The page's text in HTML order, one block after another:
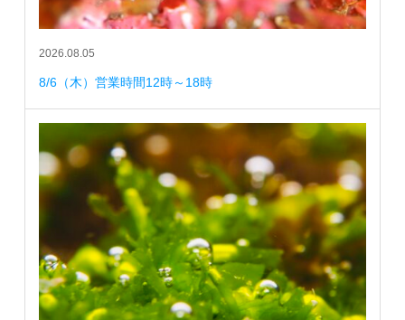
2026.08.05
8/6（木）営業時間12時～18時